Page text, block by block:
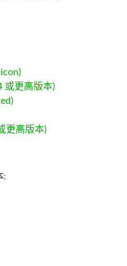
或更高版本)
更高版本)
: